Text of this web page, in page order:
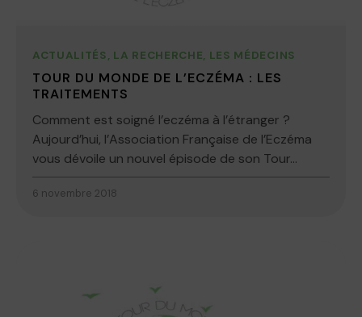
ACTUALITÉS, LA RECHERCHE, LES MÉDECINS
TOUR DU MONDE DE L’ECZÉMA : LES
TRAITEMENTS
Comment est soigné l’eczéma à l’étranger ?
Aujourd’hui, l’Association Française de l’Eczéma
vous dévoile un nouvel épisode de son Tour...
6 novembre 2018